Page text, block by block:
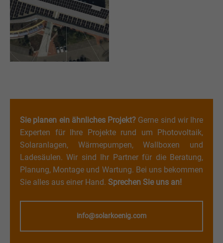
Sie planen ein ähnliches Projekt? Gerne sind wir Ihre
Experten für Ihre Projekte rund um Photovoltaik,
Solaranlagen, Wärmepumpen, Wallboxen und
Ladesäulen. Wir sind Ihr Partner für die Beratung,
Planung, Montage und Wartung. Bei uns bekommen
Sie alles aus einer Hand. Sprechen Sie uns an!
info@solarkoenig.com